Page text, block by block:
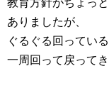
教育方針がちょっ
ありましたが、
ぐるぐる回ってい
一周回って戻ってき